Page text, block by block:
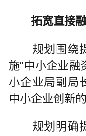
拓宽直接融
规划围绕提
施“中小企业融
小企业局副局
中小企业创新
规划明确提